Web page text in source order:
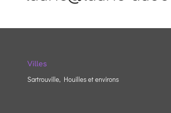
Villes
Sartrouville, Houilles et environs